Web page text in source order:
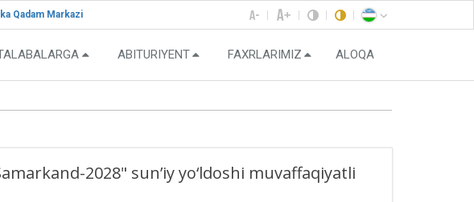
Qadam Markazi
ABITURIYENT FAXRLARIMIZ ALOQA
2028" sun’iy yo‘ldoshi muvaffaqiyatli